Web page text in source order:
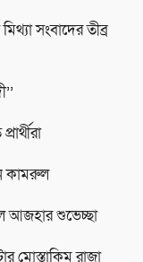
সংবাদের তীব্র
কামরুল
আজহার শুভেচ্ছা
মোস্তাকিম রাজা